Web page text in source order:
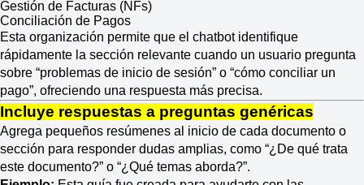
Gestión de Facturas (NFs)
Conciliación de Pagos
Esta organización permite que el chatbot identifique
rápidamente la sección relevante cuando un usuario pregunta
sobre “problemas de inicio de sesión” o “cómo conciliar un
pago”, ofreciendo una respuesta más precisa.
Incluye respuestas a preguntas genéricas
Agrega pequeños resúmenes al inicio de cada documento o
sección para responder dudas amplias, como “¿De qué trata
este documento?” o “¿Qué temas aborda?”.